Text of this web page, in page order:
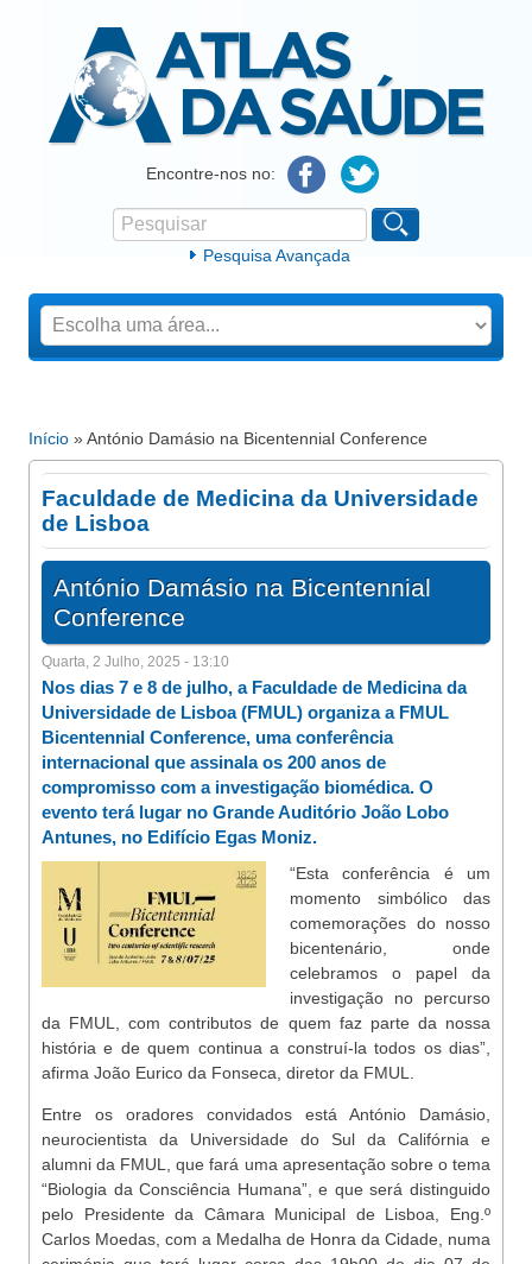
Atlas da SaúdeEncontre-nos no:
Formulário de procura
Pesquisar
Pesquisa Avançada
Está aqui
Início » António Damásio na Bicentennial Conference
Faculdade de Medicina da Universidade
de Lisboa
António Damásio na Bicentennial
Conference
Quarta, 2 Julho, 2025 - 13:10
Nos dias 7 e 8 de julho, a Faculdade de Medicina da
Universidade de Lisboa (FMUL) organiza a FMUL
Bicentennial Conference, uma conferência
internacional que assinala os 200 anos de
compromisso com a investigação biomédica. O
evento terá lugar no Grande Auditório João Lobo
Antunes, no Edifício Egas Moniz.
“Esta conferência é um
momento simbólico das
comemorações do nosso
bicentenário, onde
celebramos o papel da
investigação no percurso
da FMUL, com contributos de quem faz parte da nossa
história e de quem continua a construí-la todos os dias”,
afirma João Eurico da Fonseca, diretor da FMUL.
Entre os oradores convidados está António Damásio,
neurocientista da Universidade do Sul da Califórnia e
alumni da FMUL, que fará uma apresentação sobre o tema
“Biologia da Consciência Humana”, e que será distinguido
pelo Presidente da Câmara Municipal de Lisboa, Eng.º
Carlos Moedas, com a Medalha de Honra da Cidade, numa